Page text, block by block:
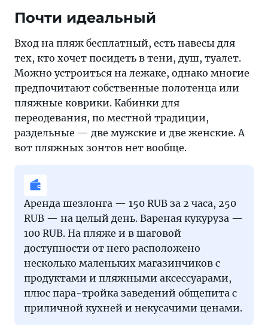
Почти идеальный
Вход на пляж бесплатный, есть навесы для
тех, кто хочет посидеть в тени, душ, туалет.
Можно устроиться на лежаке, однако многие
предпочитают собственные полотенца или
пляжные коврики. Кабинки для
переодевания, по местной традиции,
раздельные — две мужские и две женские. А
вот пляжных зонтов нет вообще.
Аренда шезлонга — 150 RUB за 2 часа, 250
RUB — на целый день. Вареная кукуруза —
100 RUB. На пляже и в шаговой
доступности от него расположено
несколько маленьких магазинчиков с
продуктами и пляжными аксессуарами,
плюс пара-тройка заведений общепита с
приличной кухней и некусачими ценами.